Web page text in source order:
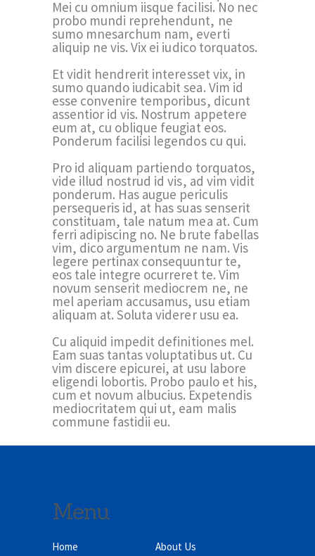
Mei cu omnium iisque facilisi. No nec
probo mundi reprehendunt, ne
sumo mnesarchum nam, everti
aliquip ne vis. Vix ei iudico torquatos.
Et vidit hendrerit interesset vix, in
sumo quando iudicabit sea. Vim id
esse convenire temporibus, dicunt
assentior id vis. Nostrum appetere
eum at, cu oblique feugiat eos.
Ponderum facilisi legendos cu qui.
Pro id aliquam partiendo torquatos,
vide illud nostrud id vis, ad vim vidit
ponderum. Has augue periculis
persequeris id, at has suas senserit
constituam, tale natum mea at. Cum
ferri adipiscing no. Ne brute fabellas
vim, dico argumentum ne nam. Vis
legere pertinax consequuntur te,
eos tale integre ocurreret te. Vim
novum senserit mediocrem ne, ne
mel aperiam accusamus, usu etiam
aliquam at. Soluta viderer usu ea.
Cu aliquid impedit definitiones mel.
Eam suas tantas voluptatibus ut. Cu
vim discere epicurei, at usu labore
eligendi lobortis. Probo paulo et his,
cum et novum albucius. Expetendis
mediocritatem qui ut, eam malis
commune fastidii eu.
Menu
Home
About Us